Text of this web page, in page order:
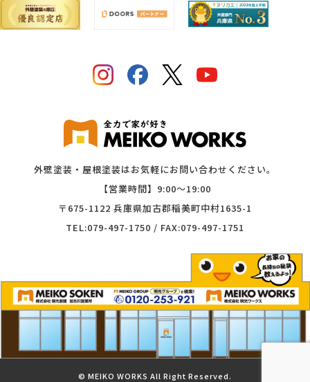
外壁塗装・屋根塗装はお気軽にお問い合わせください。
【営業時間】9:00〜19:00
〒675-1122 兵庫県加古郡稲美町中村1635-1
TEL:079-497-1750 / FAX:079-497-1751
©︎ MEIKO WORKS All Right Reserved.